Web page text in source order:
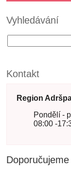
Vyhledávání
Kontakt
Region
Pondělí -
08:00 -
Doporučujeme